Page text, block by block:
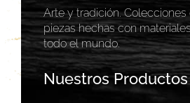
Arte y tradición.
piezas hechas con
todo el mundo.
Nuestros Productos